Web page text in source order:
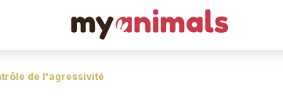
de l'agressivité